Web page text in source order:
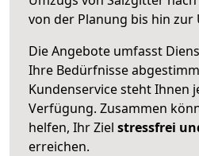
von der Planung bis hin zur
Die Angebote umfasst
Ihre Bedürfnisse
Kundenservice steht Ihnen
Verfügung. Zusammen
helfen, Ihr Ziel stressfrei
erreichen.